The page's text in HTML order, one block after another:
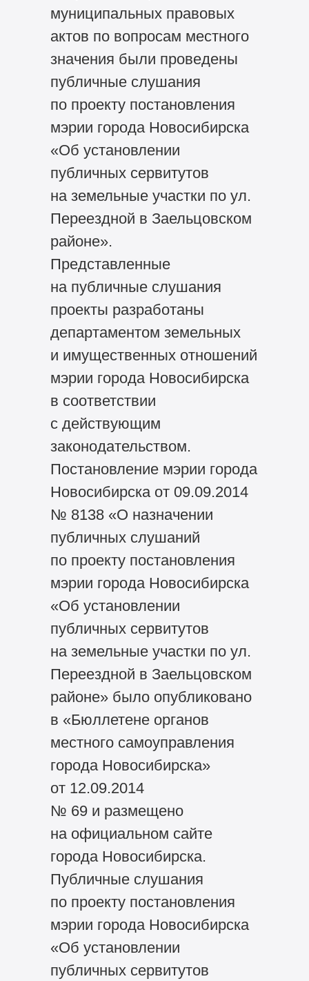
муниципальных правовых
актов по вопросам местного
значения были проведены
публичные слушания
по проекту постановления
мэрии города Новосибирска
«Об установлении
публичных сервитутов
на земельные участки по ул.
Переездной в Заельцовском
районе».
Представленные
на публичные слушания
проекты разработаны
департаментом земельных
и имущественных отношений
мэрии города Новосибирска
в соответствии
с действующим
законодательством.
Постановление мэрии города
Новосибирска от 09.09.2014
№ 8138 «О назначении
публичных слушаний
по проекту постановления
мэрии города Новосибирска
«Об установлении
публичных сервитутов
на земельные участки по ул.
Переездной в Заельцовском
районе» было опубликовано
в «Бюллетене органов
местного самоуправления
города Новосибирска»
от 12.09.2014
№ 69 и размещено
на официальном сайте
города Новосибирска.
Публичные слушания
по проекту постановления
мэрии города Новосибирска
«Об установлении
публичных сервитутов